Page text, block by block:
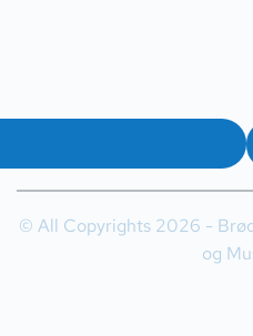
© All Copyrights 2026 -
og